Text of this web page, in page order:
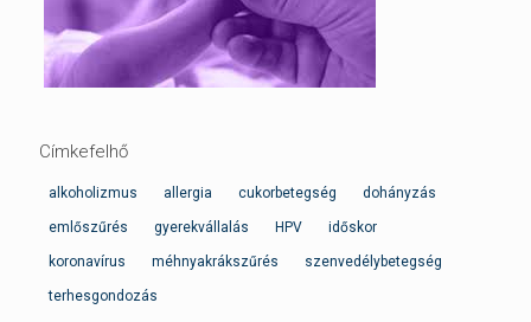
Címkefelhő
alkoholizmus allergia cukorbetegség dohányzás
emlőszűrés gyerekvállalás HPV időskor
koronavírus méhnyakrákszűrés szenvedélybetegség
terhesgondozás